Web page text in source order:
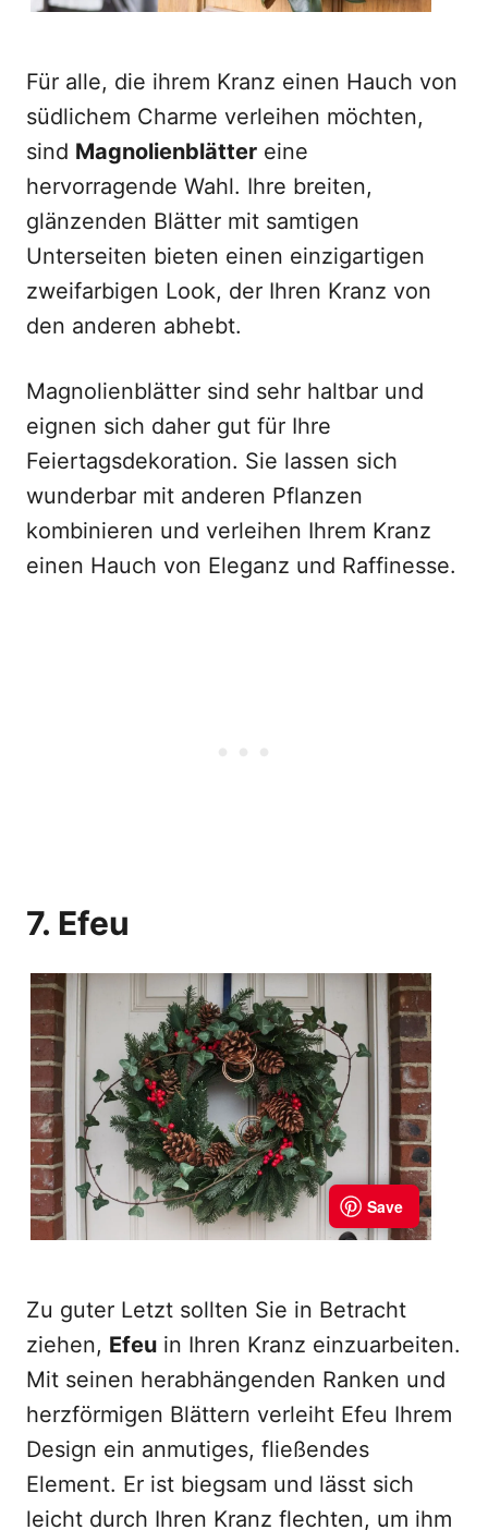
Für alle, die ihrem Kranz einen Hauch von
südlichem Charme verleihen möchten,
sind Magnolienblätter eine
hervorragende Wahl. Ihre breiten,
glänzenden Blätter mit samtigen
Unterseiten bieten einen einzigartigen
zweifarbigen Look, der Ihren Kranz von
den anderen abhebt.
Magnolienblätter sind sehr haltbar und
eignen sich daher gut für Ihre
Feiertagsdekoration. Sie lassen sich
wunderbar mit anderen Pflanzen
kombinieren und verleihen Ihrem Kranz
einen Hauch von Eleganz und Raffinesse.
7. Efeu
Zu guter Letzt sollten Sie in Betracht
ziehen, Efeu in Ihren Kranz einzuarbeiten.
Mit seinen herabhängenden Ranken und
herzförmigen Blättern verleiht Efeu Ihrem
Design ein anmutiges, fließendes
Element. Er ist biegsam und lässt sich
leicht durch Ihren Kranz flechten, um ihm